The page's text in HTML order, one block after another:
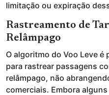
limitação ou expiração
Rastreamento de
Relâmpago
O algoritmo do Voo Leve
para rastrear passagens
relâmpago, não
comerciais. Embora